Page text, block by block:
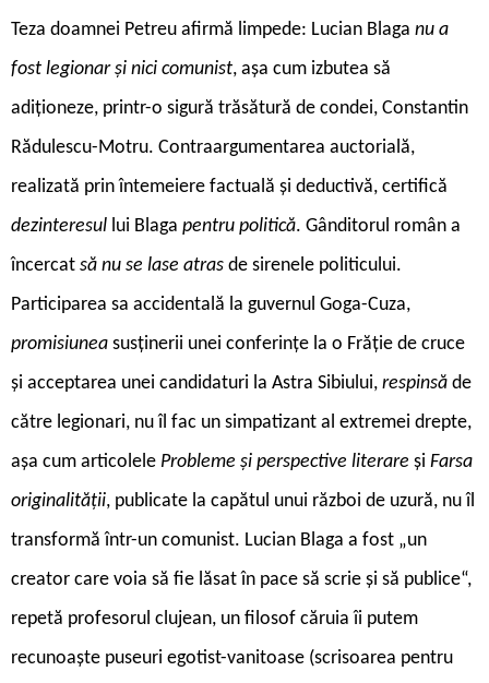
Teza doamnei Petreu afirmă limpede: Lucian Blaga nu a
fost legionar și nici comunist, așa cum izbutea să
adiționeze, printr-o sigură trăsătură de condei, Constantin
Rădulescu-Motru. Contraargumentarea auctorială,
realizată prin întemeiere factuală și deductivă, certifică
dezinteresul lui Blaga pentru politică. Gânditorul român a
încercat să nu se lase atras de sirenele politicului.
Participarea sa accidentală la guvernul Goga-Cuza,
promisiunea susținerii unei conferințe la o Frăție de cruce
și acceptarea unei candidaturi la Astra Sibiului, respinsă de
către legionari, nu îl fac un simpatizant al extremei drepte,
așa cum articolele Probleme și perspective literare și Farsa
originalității, publicate la capătul unui război de uzură, nu îl
transformă într-un comunist. Lucian Blaga a fost „un
creator care voia să fie lăsat în pace să scrie și să publice“,
repetă profesorul clujean, un filosof căruia îi putem
recunoaște puseuri egotist-vanitoase (scrisoarea pentru